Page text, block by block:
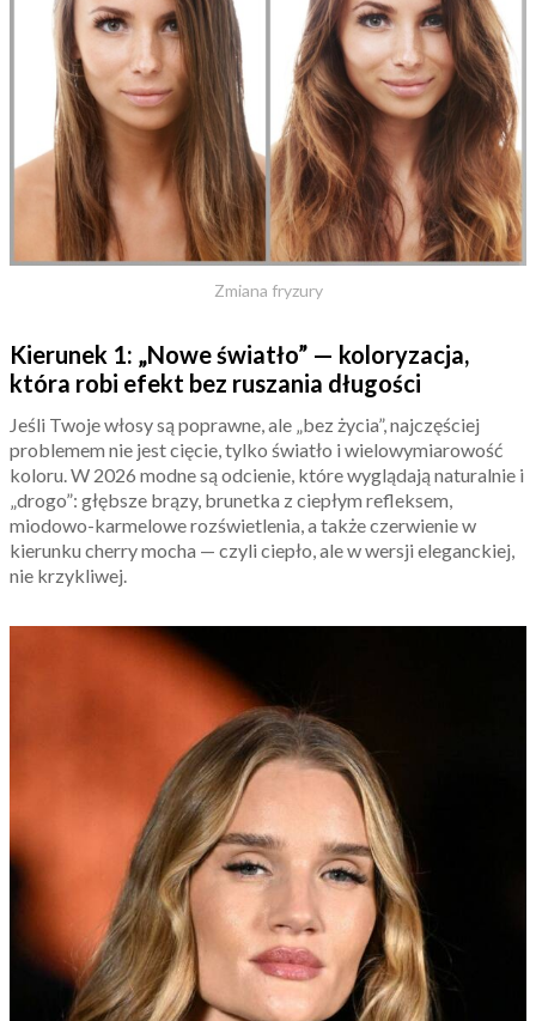
Zmiana fryzury
Kierunek 1: „Nowe światło” — koloryzacja,
która robi efekt bez ruszania długości
Jeśli Twoje włosy są poprawne, ale „bez życia”, najczęściej
problemem nie jest cięcie, tylko światło i wielowymiarowość
koloru. W 2026 modne są odcienie, które wyglądają naturalnie i
„drogo”: głębsze brązy, brunetka z ciepłym refleksem,
miodowo-karmelowe rozświetlenia, a także czerwienie w
kierunku cherry mocha — czyli ciepło, ale w wersji eleganckiej,
nie krzykliwej.